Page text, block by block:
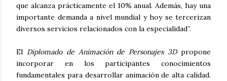
que alcanza prácticamente el 10% anual. Además, hay una
importante demanda a nivel mundial y hoy se tercerizan
diversos servicios relacionados con la especialidad”.
El Diplomado de Animación de Personajes 3Dpropone
incorporar en los participantes conocimientos
fundamentales para desarrollar animación de alta calidad.